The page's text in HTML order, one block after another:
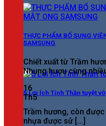
5 Lợi Ích Tinh Thần tuyệt
Trầm hương, còn
nhựa được sử [...]
THỰC PHẨM BỔ SUNG
SAMSUNG
Chiết xuất từ Trầm
Nhung hươu cùng
16
Th5